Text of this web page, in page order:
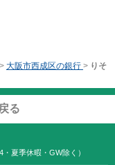
> 大阪市西成区の銀行 > りそ
る
夏季休暇・GW除く）